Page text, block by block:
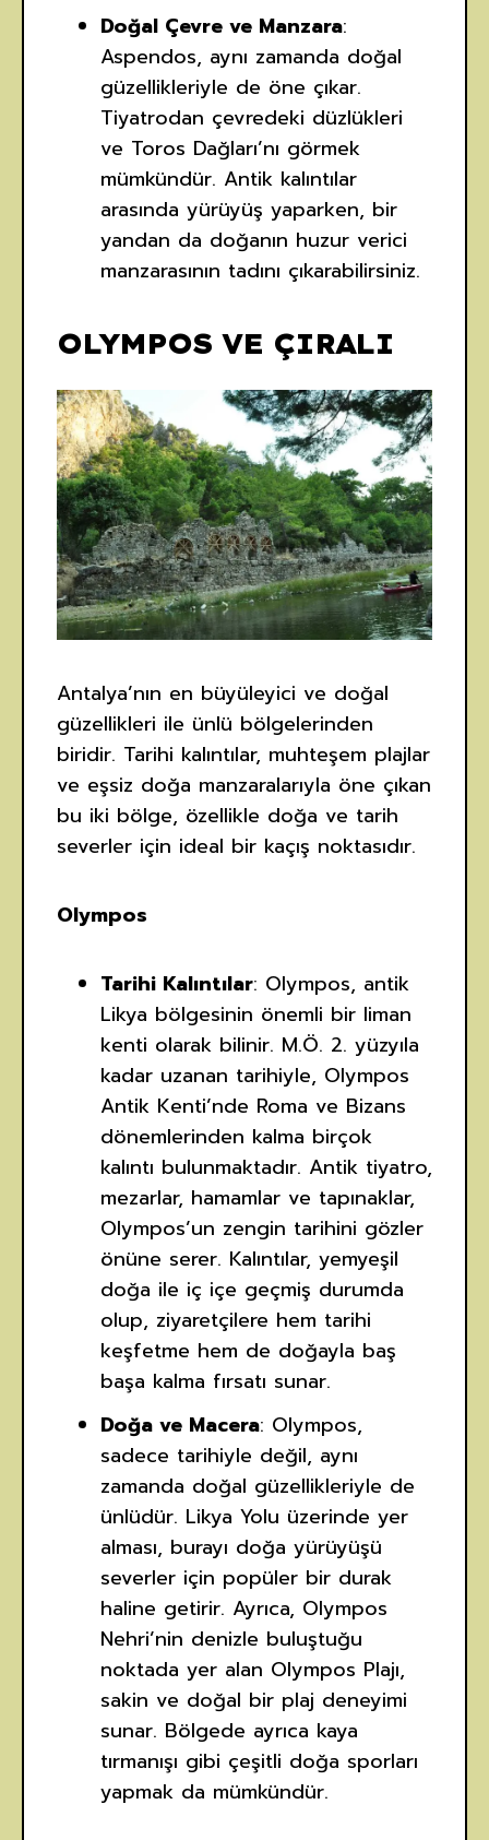
Doğal Çevre ve Manzara:
Aspendos, aynı zamanda doğal
güzellikleriyle de öne çıkar.
Tiyatrodan çevredeki düzlükleri
ve Toros Dağları’nı görmek
mümkündür. Antik kalıntılar
arasında yürüyüş yaparken, bir
yandan da doğanın huzur verici
manzarasının tadını çıkarabilirsiniz.
OLYMPOS VE ÇIRALI
Antalya’nın en büyüleyici ve doğal
güzellikleri ile ünlü bölgelerinden
biridir. Tarihi kalıntılar, muhteşem plajlar
ve eşsiz doğa manzaralarıyla öne çıkan
bu iki bölge, özellikle doğa ve tarih
severler için ideal bir kaçış noktasıdır.
Olympos
Tarihi Kalıntılar: Olympos, antik
Likya bölgesinin önemli bir liman
kenti olarak bilinir. M.Ö. 2. yüzyıla
kadar uzanan tarihiyle, Olympos
Antik Kenti’nde Roma ve Bizans
dönemlerinden kalma birçok
kalıntı bulunmaktadır. Antik tiyatro,
mezarlar, hamamlar ve tapınaklar,
Olympos’un zengin tarihini gözler
önüne serer. Kalıntılar, yemyeşil
doğa ile iç içe geçmiş durumda
olup, ziyaretçilere hem tarihi
keşfetme hem de doğayla baş
başa kalma fırsatı sunar.
Doğa ve Macera: Olympos,
sadece tarihiyle değil, aynı
zamanda doğal güzellikleriyle de
ünlüdür. Likya Yolu üzerinde yer
alması, burayı doğa yürüyüşü
severler için popüler bir durak
haline getirir. Ayrıca, Olympos
Nehri’nin denizle buluştuğu
noktada yer alan Olympos Plajı,
sakin ve doğal bir plaj deneyimi
sunar. Bölgede ayrıca kaya
tırmanışı gibi çeşitli doğa sporları
yapmak da mümkündür.